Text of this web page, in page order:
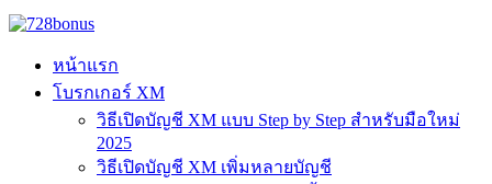
หน้าแรก
โบรกเกอร์ XM
วิธีเปิดบัญชี XM แบบ Step by Step สำหรับมือใหม่
2025
วิธีเปิดบัญชี XM เพิ่มหลายบัญชี